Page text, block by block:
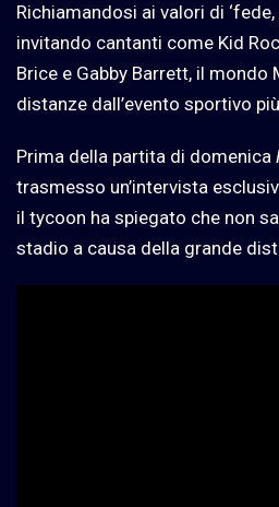
Richiamandosi ai valori di
invitando cantanti come Kid
Brice e Gabby Barrett, il mondo
distanze dall’evento sportivo
Prima della partita di domenica
trasmesso un’intervista
il tycoon ha spiegato che non
stadio a causa della grande